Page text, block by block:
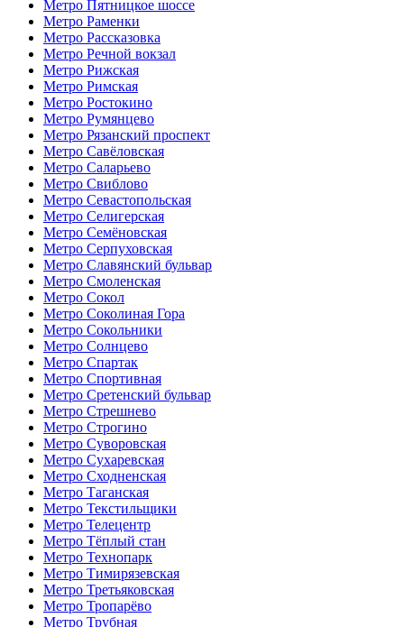
Метро Пятницкое шоссе
Метро Раменки
Метро Рассказовка
Метро Речной вокзал
Метро Рижская
Метро Римская
Метро Ростокино
Метро Румянцево
Метро Рязанский проспект
Метро Савёловская
Метро Саларьево
Метро Свиблово
Метро Севастопольская
Метро Селигерская
Метро Семёновская
Метро Серпуховская
Метро Славянский бульвар
Метро Смоленская
Метро Сокол
Метро Соколиная Гора
Метро Сокольники
Метро Солнцево
Метро Спартак
Метро Спортивная
Метро Сретенский бульвар
Метро Стрешнево
Метро Строгино
Метро Суворовская
Метро Сухаревская
Метро Сходненская
Метро Таганская
Метро Текстильщики
Метро Телецентр
Метро Тёплый стан
Метро Технопарк
Метро Тимирязевская
Метро Третьяковская
Метро Тропарёво
Метро Трубная